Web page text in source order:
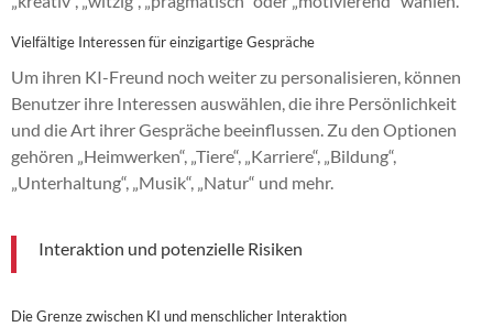
Vielfältige Interessen für einzigartige Gespräche
Um ihren KI-Freund noch weiter zu personalisieren, können
Benutzer ihre Interessen auswählen, die ihre Persönlichkeit
und die Art ihrer Gespräche beeinflussen. Zu den Optionen
gehören „Heimwerken“, „Tiere“, „Karriere“, „Bildung“,
„Unterhaltung“, „Musik“, „Natur“ und mehr.
Interaktion und potenzielle Risiken
Die Grenze zwischen KI und menschlicher Interaktion